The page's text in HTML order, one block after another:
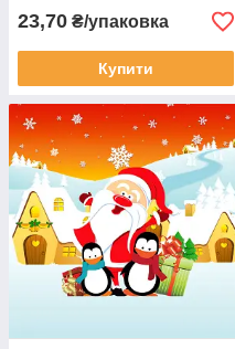
23,70 ₴/упаковка
Купити